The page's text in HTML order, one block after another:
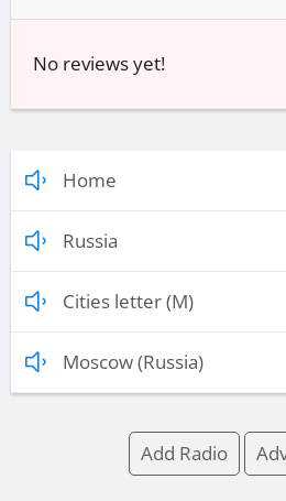
No reviews yet!
Home
Russia
Cities letter (M)
Moscow (Russia)
Add Radio